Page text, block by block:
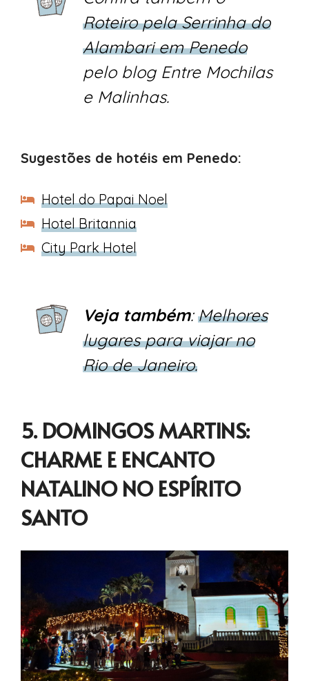
Roteiro pela Serrinha do
Alambari em Penedo
pelo blog Entre Mochilas
e Malinhas.
Sugestões de hotéis em Penedo:
Hotel do Papai Noel
Hotel Britannia
City Park Hotel
Veja também:Melhores
lugares para viajar no
Rio de Janeiro.
5. DOMINGOS MARTINS:
CHARME E ENCANTO
NATALINO NO ESPÍRITO
SANTO